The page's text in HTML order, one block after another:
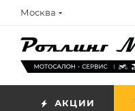
Москва
АКЦИИ